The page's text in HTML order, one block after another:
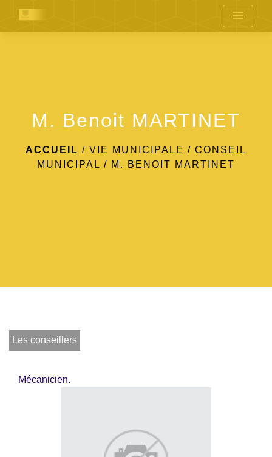
menu
M. Benoit MARTINET
ACCUEIL / VIE MUNICIPALE / CONSEIL
MUNICIPAL / M. BENOIT MARTINET
Les conseillers
Mécanicien.